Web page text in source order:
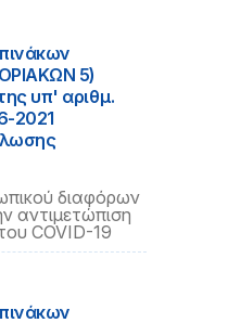
5)
υπ' αριθμ.
2021
διαφόρων
αντιμετώπιση
COVID-19